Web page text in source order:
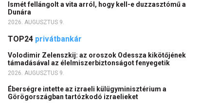
Ismét fellángolt a vita arról, hogy kell-e duzzasztómű a
Dunára
2026. AUGUSZTUS 9.
TOP24 privátbankár
Volodimir Zelenszkij: az oroszok Odessza kikötőjének
támadásával az élelmiszerbiztonságot fenyegetik
2026. AUGUSZTUS 9.
Éberségre intette az izraeli külügyminisztérium a
Görögországban tartózkodó izraelieket